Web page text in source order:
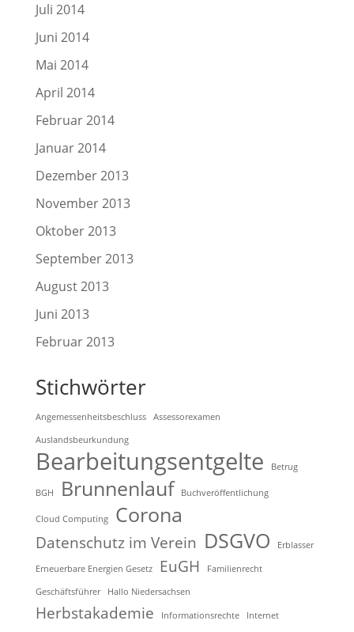
Juli 2014
Juni 2014
Mai 2014
April 2014
Februar 2014
Januar 2014
Dezember 2013
November 2013
Oktober 2013
September 2013
August 2013
Juni 2013
Februar 2013
Stichwörter
Angemessenheitsbeschluss Assessorexamen
Auslandsbeurkundung
Bearbeitungsentgelte Betrug
BGH Brunnenlauf Buchveröffentlichung
Cloud Computing Corona
Datenschutz im Verein DSGVO Erblasser
Erneuerbare Energien Gesetz EuGH Familienrecht
Geschäftsführer Hallo Niedersachsen
Herbstakademie Informationsrechte Internet